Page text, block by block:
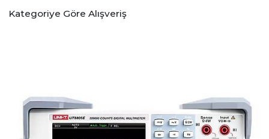
Kategoriye Göre Alışveriş